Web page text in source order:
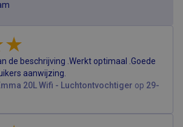
de beschrijving .Werkt optimaal .Goede
aanwijzing.
20L Wifi - Luchtontvochtiger op 29-